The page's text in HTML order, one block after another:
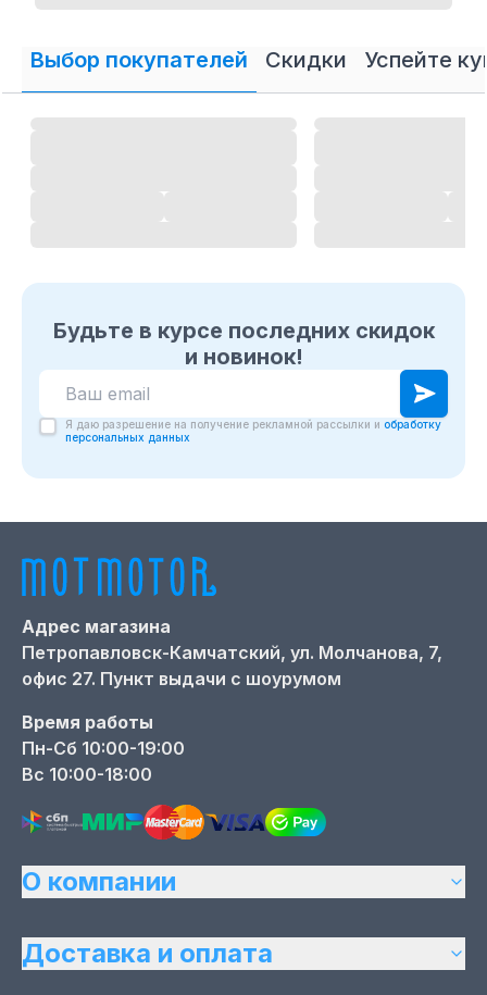
Выбор покупателей Скидки Успейте
Будьте в курсе последних скидок
и новинок!
Я даю разрешение на получение рекламной рассылки и обработку
персональных данных
Адрес магазина
Петропавловск-Камчатский, ул. Молчанова, 7,
офис 27. Пункт выдачи с шоурумом
Время работы
Пн-Сб 10:00-19:00
Вс 10:00-18:00
О компании
Доставка и оплата